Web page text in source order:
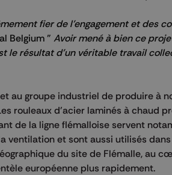
fier de l’engagement et des
Belgium " Avoir mené à bien ce
le résultat d’un véritable travail
au groupe industriel de produire à
rouleaux d'acier laminés à chaud
de la ligne flémalloise servent
ventilation et sont aussi utilisés
du site de Flémalle, au
européenne plus rapidement.